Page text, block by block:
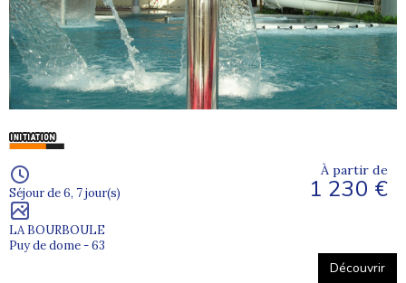
Séjour de 6, 7 jour(s)
LA BOURBOULE
Puy de dome - 63
À partir de
1 230 €
Découvrir